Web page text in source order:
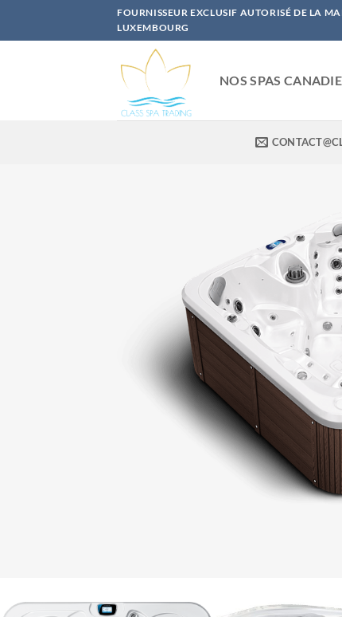
FOURNISSEUR EXCLUSIF AUTORISÉ DE LA
LUXEMBOURG
NOS SPAS